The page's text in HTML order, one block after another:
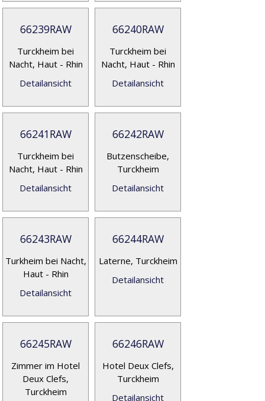
66239RAW
Turckheim bei
Nacht, Haut - Rhin
Detailansicht
66240RAW
Turckheim bei
Nacht, Haut - Rhin
Detailansicht
66241RAW
Turckheim bei
Nacht, Haut - Rhin
Detailansicht
66242RAW
Butzenscheibe,
Turckheim
Detailansicht
66243RAW
Turkheim bei Nacht,
Haut - Rhin
Detailansicht
66244RAW
Laterne, Turckheim
Detailansicht
66245RAW
Zimmer im Hotel
Deux Clefs,
Turckheim
66246RAW
Hotel Deux Clefs,
Turckheim
Detailansicht